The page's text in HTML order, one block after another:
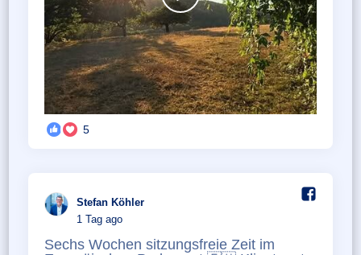
5
Stefan Köhler️
1 Tag ago
Sechs Wochen sitzungsfreie Zeit im